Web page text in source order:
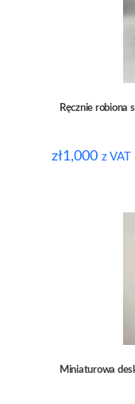
Ręcznie robiona
zł1,000 z VAT
Miniaturowa